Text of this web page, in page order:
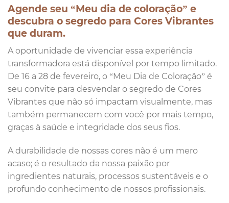
Agende seu “Meu dia de coloração” e
descubra o segredo para Cores Vibrantes
que duram.
A oportunidade de vivenciar essa experiência
transformadora está disponível por tempo limitado.
De 16 a 28 de fevereiro, o “Meu Dia de Coloração” é
seu convite para desvendar o segredo de Cores
Vibrantes que não só impactam visualmente, mas
também permanecem com você por mais tempo,
graças à saúde e integridade dos seus fios.
A durabilidade de nossas cores não é um mero
acaso; é o resultado da nossa paixão por
ingredientes naturais, processos sustentáveis e o
profundo conhecimento de nossos profissionais.